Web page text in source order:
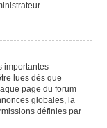
importantes
lues dès que
page du forum
globales, la
définies par